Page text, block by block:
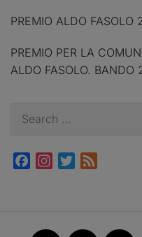
PREMIO ALDO FASOLO
PREMIO PER LA
ALDO FASOLO. BANDO
for:
FacebookInstagram
Twitter